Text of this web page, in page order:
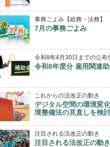
事務ごよみ【総務・法務】
7月の事務ごよみ
令和8年4月30日までの公布
令和8年度分 雇用関連
これからの法改正の動き
デジタル空間の環境変
境整備法の見直しを検討
注目される法改正の動き
注目される法改正の動き